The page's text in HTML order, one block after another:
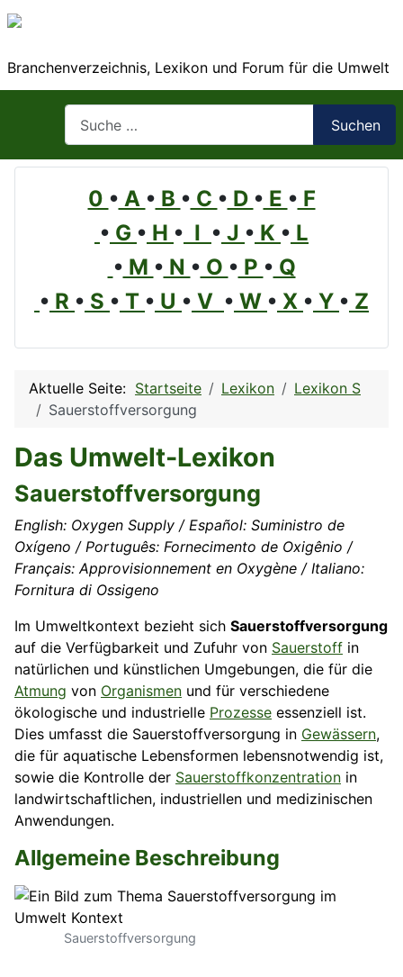
Branchenverzeichnis, Lexikon und Forum für die Umwelt
Suchen
0 • A • B • C • D • E • F
• G • H • I • J • K • L
• M • N • O • P • Q
• R • S • T • U • V • W • X • Y • Z
Aktuelle Seite: Startseite Lexikon
Lexikon S
Sauerstoffversorgung
Das Umwelt-Lexikon
Sauerstoffversorgung
English: Oxygen Supply / Español: Suministro de
Oxígeno / Português: Fornecimento de Oxigênio /
Français: Approvisionnement en Oxygène / Italiano:
Fornitura di Ossigeno
Im Umweltkontext bezieht sich Sauerstoffversorgung
auf die Verfügbarkeit und Zufuhr von Sauerstoff in
natürlichen und künstlichen Umgebungen, die für die
Atmung von Organismen und für verschiedene
ökologische und industrielle Prozesse essenziell ist.
Dies umfasst die Sauerstoffversorgung in Gewässern,
die für aquatische Lebensformen lebensnotwendig ist,
sowie die Kontrolle der Sauerstoffkonzentration in
landwirtschaftlichen, industriellen und medizinischen
Anwendungen.
Allgemeine Beschreibung
Sauerstoffversorgung